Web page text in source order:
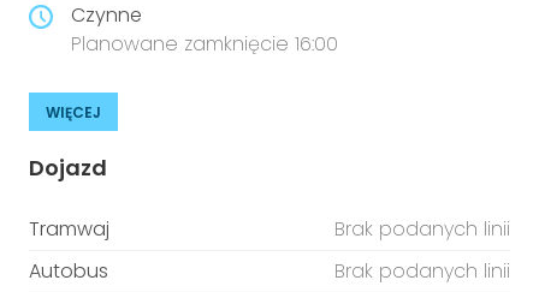
Czynne
Planowane zamknięcie 16:00
WIĘCEJ
Dojazd
Tramwaj
Brak podanych linii
Autobus
Brak podanych linii